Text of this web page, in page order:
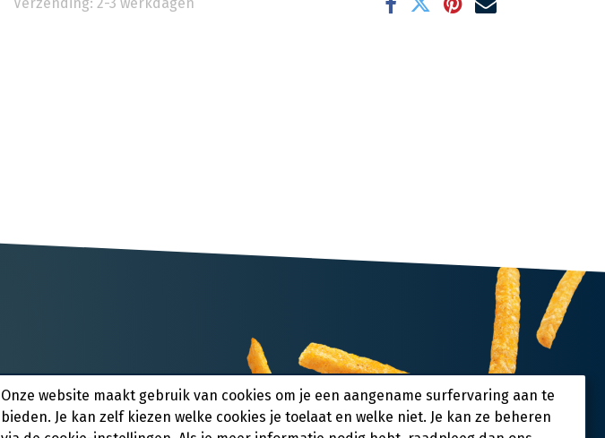
Onze website maakt gebruik van cookies om je een aangename surfervaring aan te
bieden. Je kan zelf kiezen welke cookies je toelaat en welke niet. Je kan ze beheren